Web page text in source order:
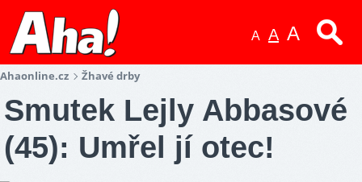
A A A
Ahaonline.cz Žhavé drby
Smutek Lejly Abbasové
(45): Umřel jí otec!